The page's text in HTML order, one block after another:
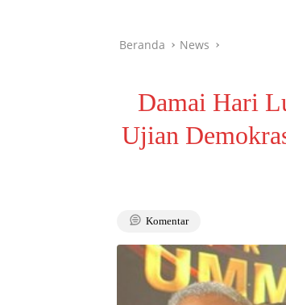
Beranda News
Damai Hari
Ujian
Komentar